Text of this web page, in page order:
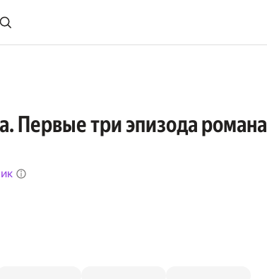
Первые три эпизода романа